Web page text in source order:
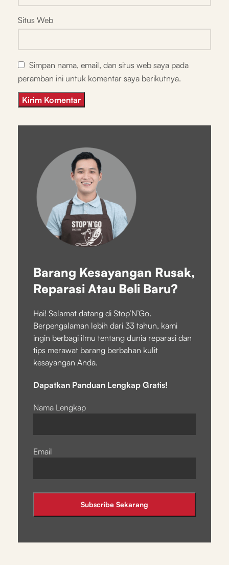
Situs Web
Simpan nama, email, dan situs web saya pada
peramban ini untuk komentar saya berikutnya.
Barang Kesayangan Rusak,
Reparasi Atau Beli Baru?
Hai! Selamat datang di Stop’N’Go.
Berpengalaman lebih dari 33 tahun, kami
ingin berbagi ilmu tentang dunia reparasi dan
tips merawat barang berbahan kulit
kesayangan Anda.
Dapatkan Panduan Lengkap Gratis!
Nama Lengkap
Email